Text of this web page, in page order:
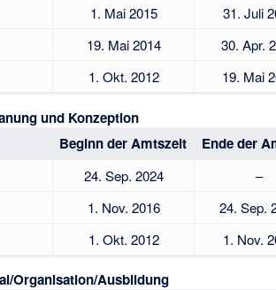
1. Mai 2015
31. Juli
19. Mai 2014
30. Apr.
1. Okt. 2012 19. Mai
und Konzeption
Beginn der Amtszeit Ende der
24. Sep. 2024
–
1. Nov. 2016
24. Sep.
1. Okt. 2012 1. Nov.
Organisation/Ausbildung